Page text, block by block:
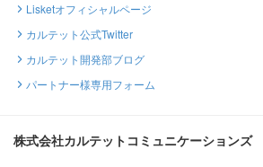
Lisketオフィシャルページ
カルテット公式Twitter
カルテット開発部ブログ
パートナー様専用フォーム
株式会社カルテットコミュニケーションズ